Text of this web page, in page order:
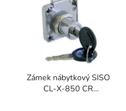
Zámek nábytkový SISO
CL-X-850 CR